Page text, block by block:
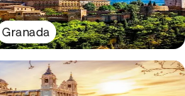
Granada